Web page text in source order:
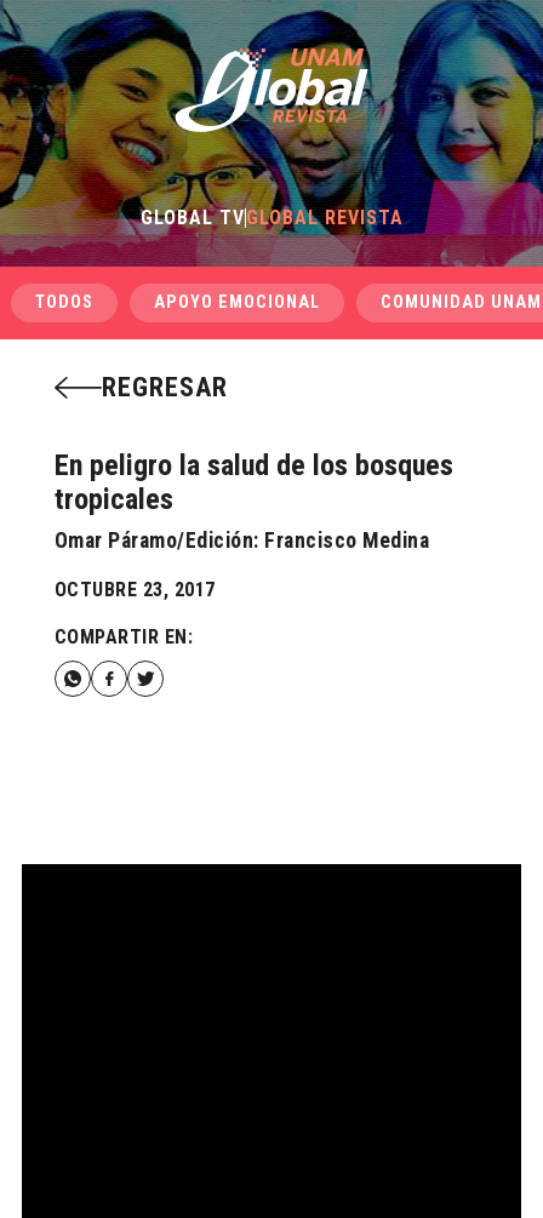
GLOBAL TVGLOBAL REVISTA
TODOS APOYO EMOCIONAL COMUNIDAD UNAM
REGRESAR
En peligro la salud de los bosques
tropicales
Omar Páramo/Edición: Francisco Medina
OCTUBRE 23, 2017
COMPARTIR EN: